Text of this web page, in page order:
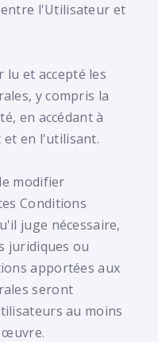
l'Utilisateur et
et accepté les
y compris la
en accédant à
en l'utilisant.
modifier
Conditions
juge nécessaire,
juridiques ou
apportées aux
seront
au moins
œuvre.